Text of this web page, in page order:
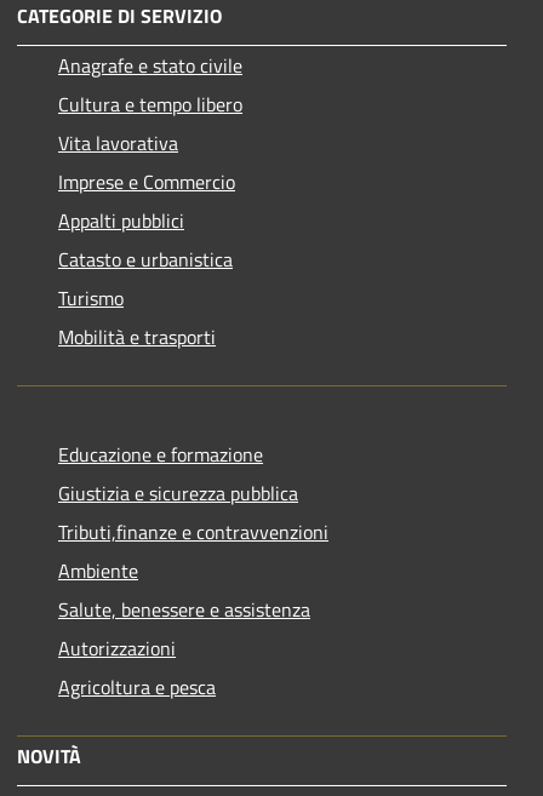
CATEGORIE DI SERVIZIO
Anagrafe e stato civile
Cultura e tempo libero
Vita lavorativa
Imprese e Commercio
Appalti pubblici
Catasto e urbanistica
Turismo
Mobilità e trasporti
Educazione e formazione
Giustizia e sicurezza pubblica
Tributi,finanze e contravvenzioni
Ambiente
Salute, benessere e assistenza
Autorizzazioni
Agricoltura e pesca
NOVITÀ